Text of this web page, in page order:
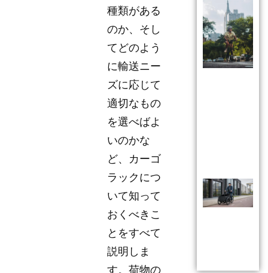
種類がある
のか、そし
てどのよう
に輸送ニー
ズに応じて
適切なもの
を選べばよ
いのかな
ど、カーゴ
ラックにつ
いて知って
おくべきこ
とをすべて
説明しま
す。荷物の